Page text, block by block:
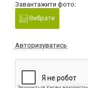
Завантажити фото:
Вибрати
Авторизуватись